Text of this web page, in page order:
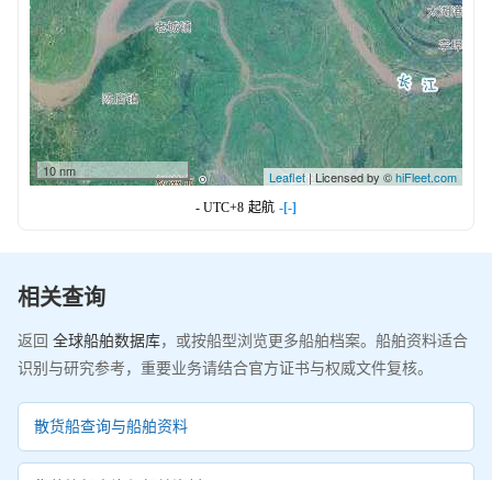
10 nm Leaflet| Licensed by ©hiFleet.com
- UTC+8 起航 -[-]
相关查询
返回 全球船舶数据库，或按船型浏览更多船舶档案。船舶资料适合
识别与研究参考，重要业务请结合官方证书与权威文件复核。
散货船查询与船舶资料